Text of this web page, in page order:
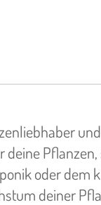
oder dem
deiner